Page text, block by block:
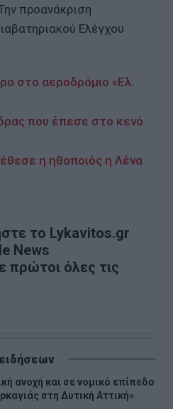
προανάκριση
Ελέγχου
στο αεροδρόμιο «Ελ.
που έπεσε στο κενό
η ηθοποιός η Λένα
το Lykavitos.gr
News
πρώτοι όλες τις
ανοχή και σε νομικό επίπεδο
στη Δυτική Αττική»